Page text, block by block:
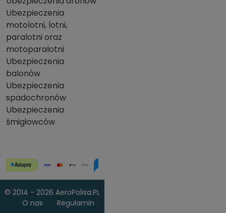
Ubezpieczenia
motolotni, lotni,
paralotni oraz
motoparalotni
Ubezpieczenia
balonów
Ubezpieczenia
spadochronów
Ubezpieczenia
śmigłowców
© 2014 - 2026 AeroPolisa.PL
O nas
Regulamin